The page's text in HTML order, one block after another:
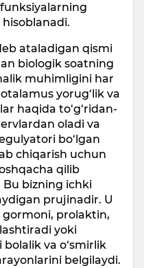
ataladigan qismi
biologik soatning
muhimligini har
yorug‘lik va
haqida to‘g‘ridan-
oladi va
bo‘lgan
chiqarish uchun
qilib
bizning ichki
prujinadir. U
gormoni, prolaktin,
yoki
bolalik va o‘smirlik
belgilaydi.